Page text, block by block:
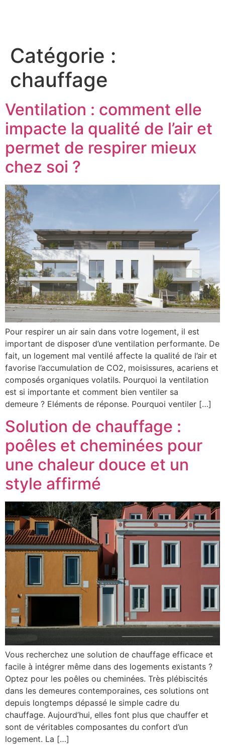
Catégorie :
chauffage
Ventilation : comment elle
impacte la qualité de l’air et
permet de respirer mieux
chez soi ?
Pour respirer un air sain dans votre logement, il est
important de disposer d’une ventilation performante. De
fait, un logement mal ventilé affecte la qualité de l’air et
favorise l’accumulation de CO2, moisissures, acariens et
composés organiques volatils. Pourquoi la ventilation
est si importante et comment bien ventiler sa
demeure ? Eléments de réponse. Pourquoi ventiler […]
Solution de chauffage :
poêles et cheminées pour
une chaleur douce et un
style affirmé
Vous recherchez une solution de chauffage efficace et
facile à intégrer même dans des logements existants ?
Optez pour les poêles ou cheminées. Très plébiscités
dans les demeures contemporaines, ces solutions ont
depuis longtemps dépassé le simple cadre du
chauffage. Aujourd’hui, elles font plus que chauffer et
sont de véritables composantes du confort d’un
logement. La […]